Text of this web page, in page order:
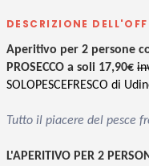
DESCRIZIONE
Aperitivo per 2 persone
PROSECCO a soli 17,90€
SOLOPESCEFRESCO di
Tutto il piacere del pesce
L'APERITIVO PER 2